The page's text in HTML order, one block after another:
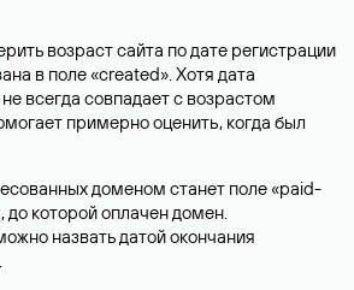
возраст сайта по дате регистрации
в поле «created». Хотя дата
всегда совпадает с возрастом
примерно оценить, когда был
доменом станет поле «paid-
до которой оплачен домен.
назвать датой окончания